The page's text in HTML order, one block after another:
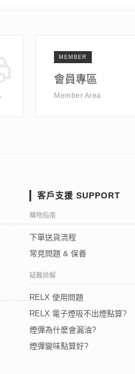
MEMBER
會員專區
Member Area
客戶支援 SUPPORT
購物指南
下單送貨流程
常見問題 & 保養
疑難排解
RELX 使用問題
RELX 電子煙吸不出煙點算?
煙彈為什麼會漏油?
煙彈變味點算好?